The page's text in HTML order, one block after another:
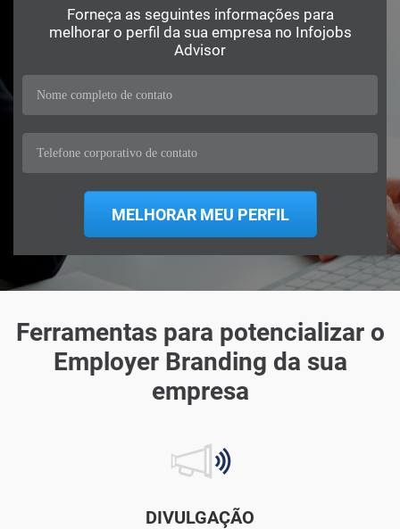
Forneça as seguintes informações para
melhorar o perfil da sua empresa no Infojobs
Advisor
Ferramentas para potencializar o
Employer Branding da sua
empresa
DIVULGAÇÃO